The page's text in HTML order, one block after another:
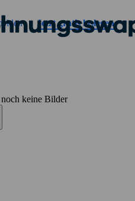
Jetzt gratis loslegen
keine Bilder